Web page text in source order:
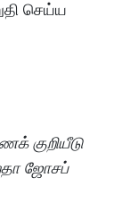
செய்ய
குறியீடு
ஜோசப்